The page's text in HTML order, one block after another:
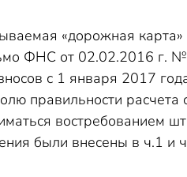
«дорожная карта»
ФНС от 02.02.2016 г.
с 1 января 2017
правильности расчета
востребованием
были внесены в ч.1 и